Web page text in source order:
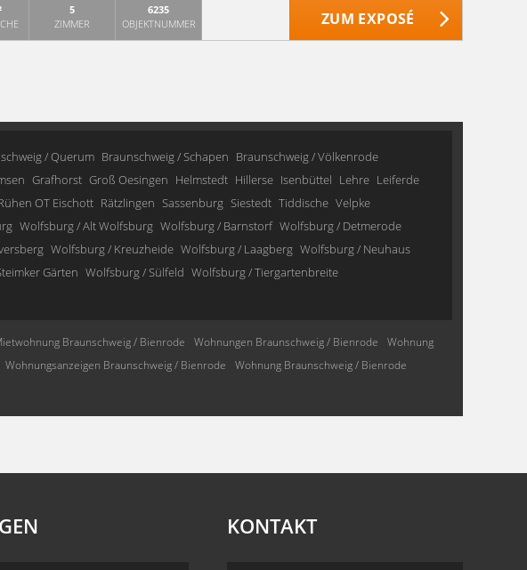
5
ZIMMER
6235
OBJEKTNUMMER
ZUM EXPOSÉ
/ Querum Braunschweig / Schapen Braunschweig / Völkenrode
Grafhorst Groß Oesingen Helmstedt Hillerse Isenbüttel Lehre Leiferde
OT Eischott Rätzlingen Sassenburg Siestedt Tiddische Velpke
Wolfsburg / Alt Wolfsburg Wolfsburg / Barnstorf Wolfsburg / Detmerode
Wolfsburg / Kreuzheide Wolfsburg / Laagberg Wolfsburg / Neuhaus
Gärten Wolfsburg / Sülfeld Wolfsburg / Tiergartenbreite
Braunschweig / Bienrode Wohnungen Braunschweig / Bienrode
Wohnung
Wohnungsanzeigen Braunschweig / Bienrode
Wohnung Braunschweig / Bienrode
KONTAKT